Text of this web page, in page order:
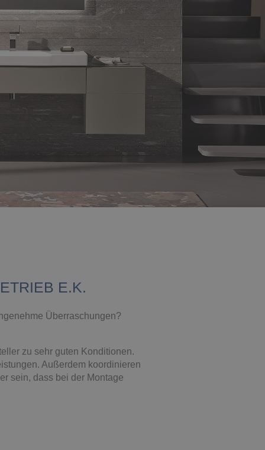
E.K.
Überraschungen?
zu sehr guten Konditionen.
Außerdem koordinieren
sein, dass bei der Montage